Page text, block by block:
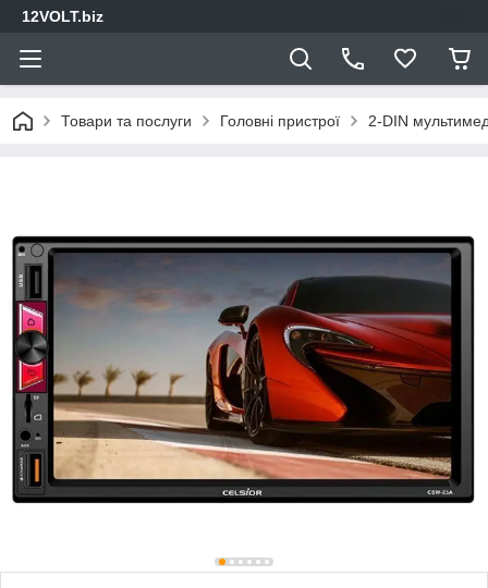
12VOLT.biz
Товари та послуги Головні пристрої 2-DIN